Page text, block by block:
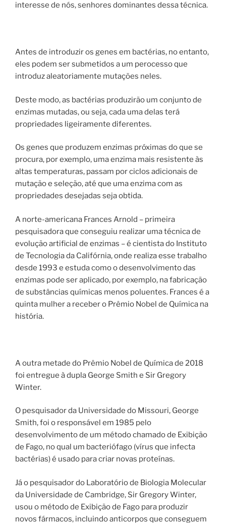
interesse de nós, senhores dominantes dessa técnica.
Antes de introduzir os genes em bactérias, no entanto,
eles podem ser submetidos a um perocesso que
introduz aleatoriamente mutações neles.
Deste modo, as bactérias produzirão um conjunto de
enzimas mutadas, ou seja, cada uma delas terá
propriedades ligeiramente diferentes.
Os genes que produzem enzimas próximas do que se
procura, por exemplo, uma enzima mais resistente às
altas temperaturas, passam por ciclos adicionais de
mutação e seleção, até que uma enzima com as
propriedades desejadas seja obtida.
A norte-americana Frances Arnold – primeira
pesquisadora que conseguiu realizar uma técnica de
evolução artificial de enzimas – é cientista do Instituto
de Tecnologia da Califórnia, onde realiza esse trabalho
desde 1993 e estuda como o desenvolvimento das
enzimas pode ser aplicado, por exemplo, na fabricação
de substâncias químicas menos poluentes. Frances é a
quinta mulher a receber o Prêmio Nobel de Química na
história.
A outra metade do Prêmio Nobel de Química de 2018
foi entregue à dupla George Smith e Sir Gregory
Winter.
O pesquisador da Universidade do Missouri, George
Smith, foi o responsável em 1985 pelo
desenvolvimento de um método chamado de Exibição
de Fago, no qual um bacteriófago (vírus que infecta
bactérias) é usado para criar novas proteínas.
Já o pesquisador do Laboratório de Biologia Molecular
da Universidade de Cambridge, Sir Gregory Winter,
usou o método de Exibição de Fago para produzir
novos fármacos, incluindo anticorpos que conseguem